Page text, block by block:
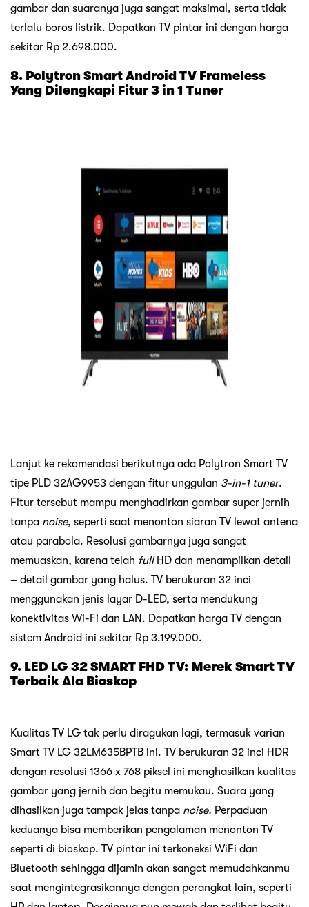
gambar dan suaranya juga sangat maksimal, serta tidak
terlalu boros listrik. Dapatkan TV pintar ini dengan harga
sekitar Rp 2.698.000.
8. Polytron Smart Android TV Frameless
Yang Dilengkapi Fitur 3 in 1 Tuner
Lanjut ke rekomendasi berikutnya ada Polytron Smart TV
tipe PLD 32AG9953 dengan fitur unggulan 3-in-1 tuner.
Fitur tersebut mampu menghadirkan gambar super jernih
tanpa noise, seperti saat menonton siaran TV lewat antena
atau parabola. Resolusi gambarnya juga sangat
memuaskan, karena telah fullHD dan menampilkan detail
– detail gambar yang halus. TV berukuran 32 inci
menggunakan jenis layar D-LED, serta mendukung
konektivitas Wi-Fi dan LAN. Dapatkan harga TV dengan
sistem Android ini sekitar Rp 3.199.000.
9. LED LG 32 SMART FHD TV: Merek Smart TV
Terbaik Ala Bioskop
Kualitas TV LG tak perlu diragukan lagi, termasuk varian
Smart TV LG 32LM635BPTB ini. TV berukuran 32 inci HDR
dengan resolusi 1366 x 768 piksel ini menghasilkan kualitas
gambar yang jernih dan begitu memukau. Suara yang
dihasilkan juga tampak jelas tanpa noise. Perpaduan
keduanya bisa memberikan pengalaman menonton TV
seperti di bioskop. TV pintar ini terkoneksi WiFi dan
Bluetooth sehingga dijamin akan sangat memudahkanmu
saat mengintegrasikannya dengan perangkat lain, seperti